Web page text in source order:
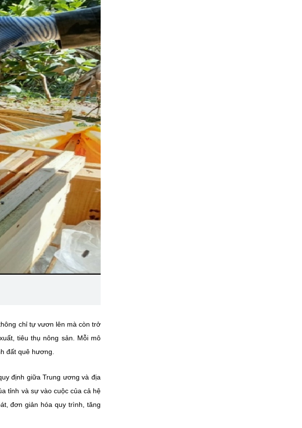
chỉ tự vươn lên mà còn trở
tiêu thụ nông sản. Mỗi mô
đất quê hương.
định giữa Trung ương và địa
tỉnh và sự vào cuộc của cả hệ
đơn giản hóa quy trình, tăng